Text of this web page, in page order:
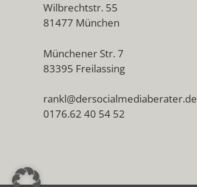
Wilbrechtstr. 55
81477 München
Münchener Str. 7
83395 Freilassing
rankl@dersocialmediaberater.de
0176.62 40 54 52